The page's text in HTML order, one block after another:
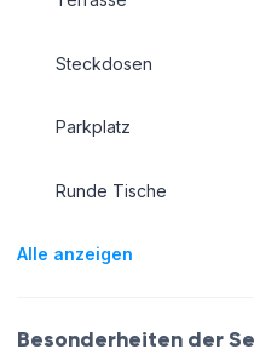
Steckdosen
Parkplatz
Runde Tische
Alle anzeigen
Besonderheiten der